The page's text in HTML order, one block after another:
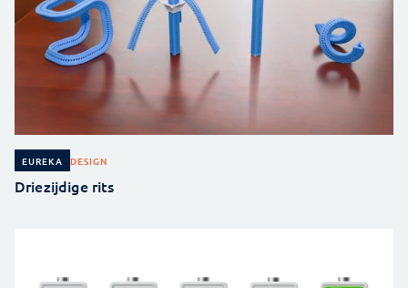
EUREKA DESIGN
Driezijdige rits